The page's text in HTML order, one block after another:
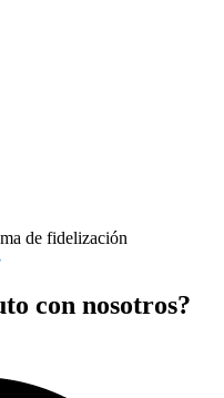
de fidelización
con nosotros?